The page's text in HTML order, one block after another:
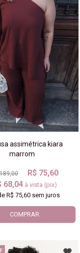
assimétrica kiara
marrom
R$ 75,60
68,04 à vista (pix)
R$ 75,60sem juros
COMPRAR